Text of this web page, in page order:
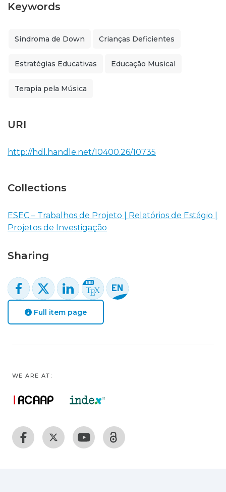
Keywords
Sindroma de Down Crianças Deficientes
Estratégias Educativas Educação Musical
Terapia pela Música
URI
http://hdl.handle.net/10400.26/10735
Collections
ESEC – Trabalhos de Projeto | Relatórios de Estágio |
Projetos de Investigação
Sharing
Full item page
WE ARE AT: